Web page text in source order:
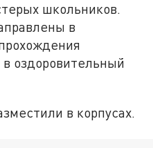
школьников.
в
оздоровительный
в корпусах.